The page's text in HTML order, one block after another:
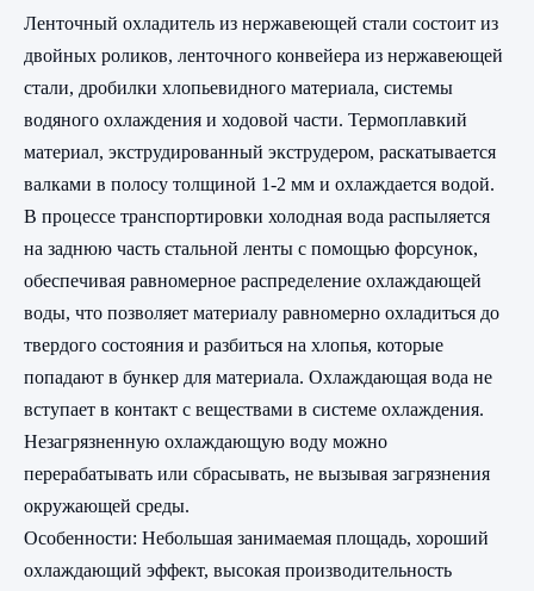
Ленточный охладитель из нержавеющей стали состоит из
двойных роликов, ленточного конвейера из нержавеющей
стали, дробилки хлопьевидного материала, системы
водяного охлаждения и ходовой части. Термоплавкий
материал, экструдированный экструдером, раскатывается
валками в полосу толщиной 1-2 мм и охлаждается водой.
В процессе транспортировки холодная вода распыляется
на заднюю часть стальной ленты с помощью форсунок,
обеспечивая равномерное распределение охлаждающей
воды, что позволяет материалу равномерно охладиться до
твердого состояния и разбиться на хлопья, которые
попадают в бункер для материала. Охлаждающая вода не
вступает в контакт с веществами в системе охлаждения.
Незагрязненную охлаждающую воду можно
перерабатывать или сбрасывать, не вызывая загрязнения
окружающей среды.
Особенности: Небольшая занимаемая площадь, хороший
охлаждающий эффект, высокая производительность